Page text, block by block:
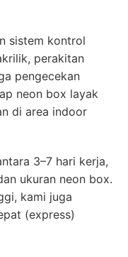
sistem kontrol
perakitan
pengecekan
neon box layak
di area indoor
3–7 hari kerja,
ukuran neon box.
kami juga
(express)